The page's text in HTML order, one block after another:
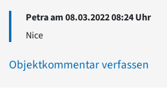
Petra am 08.03.2022 08:24 Uhr
Nice
Objektkommentar verfassen